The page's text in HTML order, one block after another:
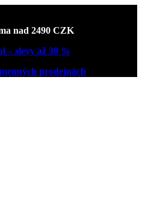
nad 2490 CZK
– slevy až 30 %
prodejnách